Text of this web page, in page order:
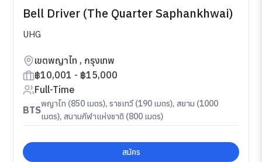
Bell Driver (The Quarter Saphankhwai)
UHG
เขตพญาไท , กรุงเทพ
฿10,001 - ฿15,000
Full-Time
BTS
พญาไท (850 เมตร), ราชเทวี (190 เมตร), สยาม (1000
เมตร), สนามกีฬาแห่งชาติ (800 เมตร)
สมัคร